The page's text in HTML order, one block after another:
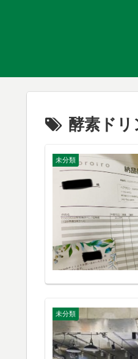
酵素ド
未分類
未分類